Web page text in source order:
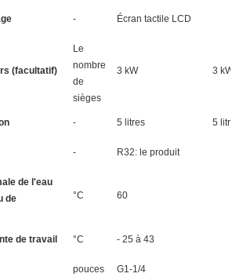
- Écran tactile LCD
(facultatif)
Le
nombre
de
sièges
3 kW 3 kW
- 5 litres 5 litres
- R32: le produit
de l'eau
de
°C 60
de travail °C - 25 à 43
pouces G1-1/4